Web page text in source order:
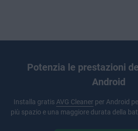
Potenzia le prestazioni
Android
Installa gratis AVG Cleanerper Android
più spazio e una maggiore durata della